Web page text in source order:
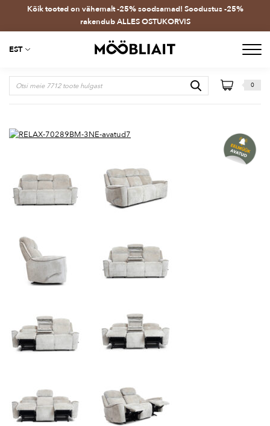
Kõik tooted on vähemalt -25% soodsamad! Soodustus -25%
rakendub ALLES OSTUKORVIS
EST
0